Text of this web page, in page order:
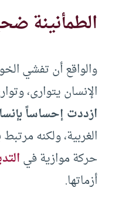
الطمأنينة
والواقع أن تفشي
الإنسان يتوارى،
ازددت إحساساً
الغربية، ولكنه
حركة موازية في
أزماتها.